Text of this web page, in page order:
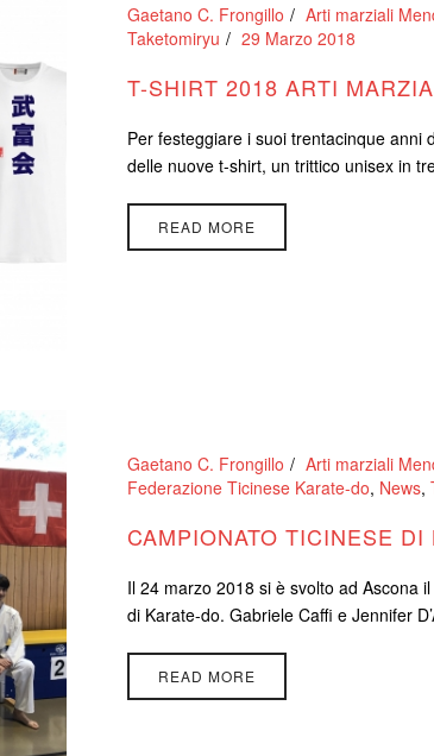
Gaetano C. Frongillo Arti marziali
Taketomiryu
29 Marzo 2018
T-SHIRT 2018 ARTI
Per festeggiare i suoi trentacinque anni
delle nuove t-shirt, un trittico unisex in
READ MORE
Gaetano C. Frongillo Arti marziali
Federazione Ticinese Karate-do, News,
CAMPIONATO TICINESE
Il 24 marzo 2018 si è svolto ad Ascona
di Karate-do. Gabriele Caffi e Jennifer
READ MORE